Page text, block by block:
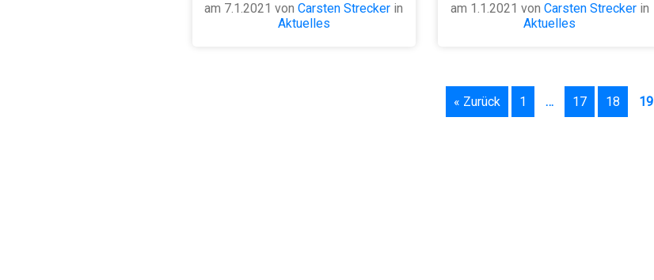
am 7.1.2021 vonCarsten Strecker in
Aktuelles
am 1.1.2021 von Carsten Streckerin
Aktuelles
« Zurück 1 … 17 18 19